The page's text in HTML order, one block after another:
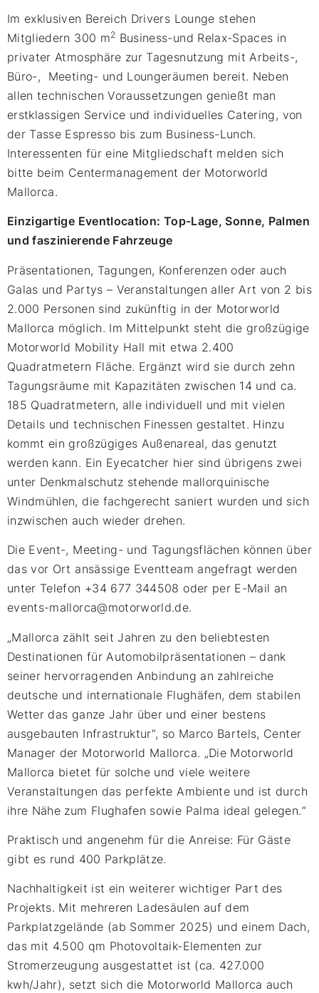
Im exklusiven Bereich Drivers Lounge stehen
Mitgliedern 300 m2 Business-und Relax-Spaces in
privater Atmosphäre zur Tagesnutzung mit Arbeits-,
Büro-, Meeting- und Loungeräumen bereit. Neben
allen technischen Voraussetzungen genießt man
erstklassigen Service und individuelles Catering, von
der Tasse Espresso bis zum Business-Lunch.
Interessenten für eine Mitgliedschaft melden sich
bitte beim Centermanagement der Motorworld
Mallorca.
Einzigartige Eventlocation: Top-Lage, Sonne, Palmen
und faszinierende Fahrzeuge
Präsentationen, Tagungen, Konferenzen oder auch
Galas und Partys – Veranstaltungen aller Art von 2 bis
2.000 Personen sind zukünftig in der Motorworld
Mallorca möglich. Im Mittelpunkt steht die großzügige
Motorworld Mobility Hall mit etwa 2.400
Quadratmetern Fläche. Ergänzt wird sie durch zehn
Tagungsräume mit Kapazitäten zwischen 14 und ca.
185 Quadratmetern, alle individuell und mit vielen
Details und technischen Finessen gestaltet. Hinzu
kommt ein großzügiges Außenareal, das genutzt
werden kann. Ein Eyecatcher hier sind übrigens zwei
unter Denkmalschutz stehende mallorquinische
Windmühlen, die fachgerecht saniert wurden und sich
inzwischen auch wieder drehen.
Die Event-, Meeting- und Tagungsflächen können über
das vor Ort ansässige Eventteam angefragt werden
unter Telefon +34 677 344508 oder per E-Mail an
events-mallorca@motorworld.de.
„Mallorca zählt seit Jahren zu den beliebtesten
Destinationen für Automobilpräsentationen – dank
seiner hervorragenden Anbindung an zahlreiche
deutsche und internationale Flughäfen, dem stabilen
Wetter das ganze Jahr über und einer bestens
ausgebauten Infrastruktur“, so Marco Bartels, Center
Manager der Motorworld Mallorca. „Die Motorworld
Mallorca bietet für solche und viele weitere
Veranstaltungen das perfekte Ambiente und ist durch
ihre Nähe zum Flughafen sowie Palma ideal gelegen.“
Praktisch und angenehm für die Anreise: Für Gäste
gibt es rund 400 Parkplätze.
Nachhaltigkeit ist ein weiterer wichtiger Part des
Projekts. Mit mehreren Ladesäulen auf dem
Parkplatzgelände (ab Sommer 2025) und einem Dach,
das mit 4.500 qm Photovoltaik-Elementen zur
Stromerzeugung ausgestattet ist (ca. 427.000
kwh/Jahr), setzt sich die Motorworld Mallorca auch